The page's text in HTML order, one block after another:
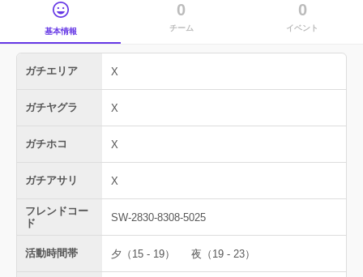
基本情報
0
チーム
0
イベント
ガチエリア X
ガチヤグラ X
ガチホコ X
ガチアサリ X
フレンドコー
ド
SW-2830-8308-5025
活動時間帯 夕（15 - 19） 夜（19 - 23）